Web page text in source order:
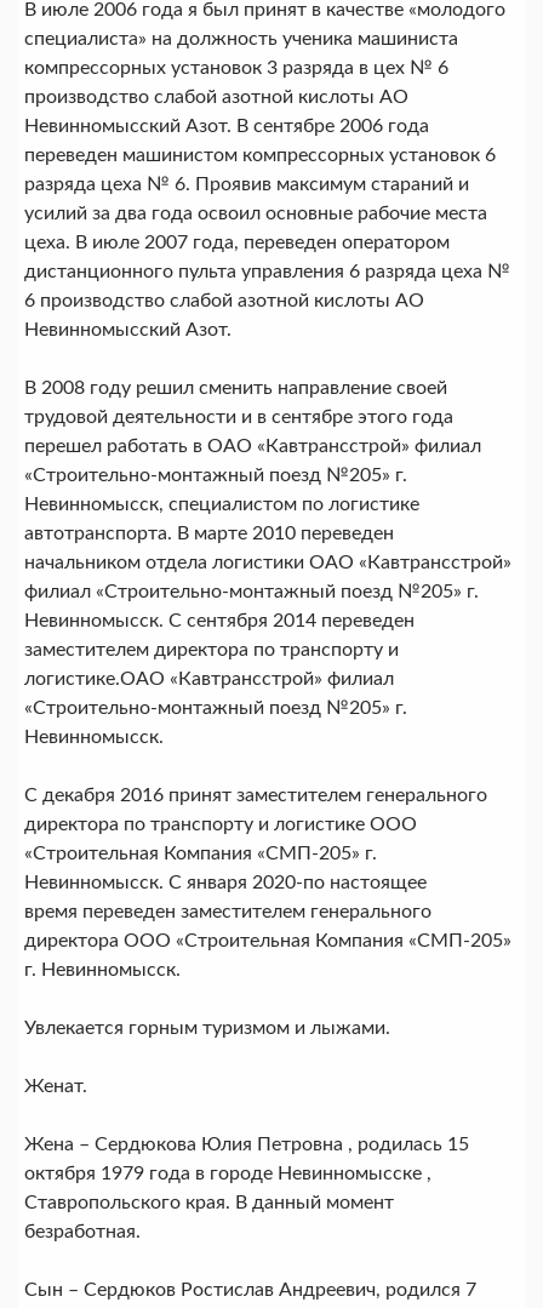
В июле 2006 года я был принят в качестве «молодого
специалиста» на должность ученика машиниста
компрессорных установок 3 разряда в цех № 6
производство слабой азотной кислоты АО
Невинномысский Азот. В сентябре 2006 года
переведен машинистом компрессорных установок 6
разряда цеха № 6. Проявив максимум стараний и
усилий за два года освоил основные рабочие места
цеха. В июле 2007 года, переведен оператором
дистанционного пульта управления 6 разряда цеха №
6 производство слабой азотной кислоты АО
Невинномысский Азот.
В 2008 году решил сменить направление своей
трудовой деятельности и в сентябре этого года
перешел работать в ОАО «Кавтрансстрой» филиал
«Строительно-монтажный поезд №205» г.
Невинномысск, специалистом по логистике
автотранспорта. В марте 2010 переведен
начальником отдела логистики ОАО «Кавтрансстрой»
филиал «Строительно-монтажный поезд №205» г.
Невинномысск. С сентября 2014 переведен
заместителем директора по транспорту и
логистике.ОАО «Кавтрансстрой» филиал
«Строительно-монтажный поезд №205» г.
Невинномысск.
С декабря 2016 принят заместителем генерального
директора по транспорту и логистике ООО
«Строительная Компания «СМП-205» г.
Невинномысск. С января 2020-по настоящее
время переведен заместителем генерального
директора ООО «Строительная Компания «СМП-205»
г. Невинномысск.
Увлекается горным туризмом и лыжами.
Женат.
Жена – Сердюкова Юлия Петровна , родилась 15
октября 1979 года в городе Невинномысске ,
Ставропольского края. В данный момент
безработная.
Сын – Сердюков Ростислав Андреевич, родился 7